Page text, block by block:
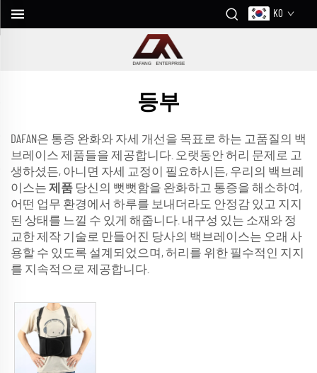
KO
등부
DAFAN은 통증 완화와 자세 개선을 목표로 하는 고품질의 백
브레이스 제품들을 제공합니다. 오랫동안 허리 문제로 고
생하셨든, 아니면 자세 교정이 필요하시든, 우리의 백브레
이스는 제품 당신의 뻣뻣함을 완화하고 통증을 해소하여,
어떤 업무 환경에서 하루를 보내더라도 안정감 있고 지지
된 상태를 느낄 수 있게 해줍니다. 내구성 있는 소재와 정
교한 제작 기술로 만들어진 당사의 백브레이스는 오래 사
용할 수 있도록 설계되었으며, 허리를 위한 필수적인 지지
를 지속적으로 제공합니다.